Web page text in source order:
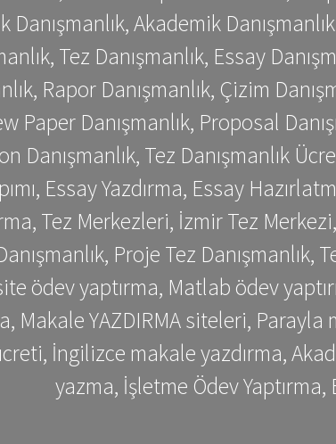
Danışmanlık, Akademik
Tez Danışmanlık, Essay
Rapor Danışmanlık, Çizim
Paper Danışmanlık, Proposal
Danışmanlık, Tez Danışmanlık
Essay Yazdırma, Essay
Tez Merkezleri, İzmir Tez
Proje Tez
ödev yaptırma, Matlab ödev
Makale YAZDIRMA siteleri, Parayla
İngilizce makale yazdırma,
yazma, İşletme Ödev Yaptırma,